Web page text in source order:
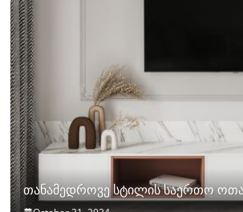
თანამედროვე სტილის საერთო